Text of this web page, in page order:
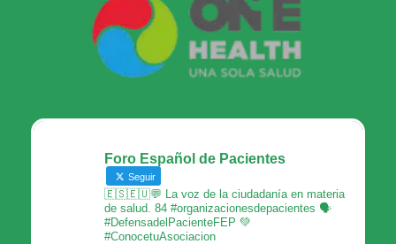
Foro Español de Pacientes
Seguir
🇪🇸🇪🇺💬 La voz de la ciudadanía en materia
de salud. 84 #organizacionesdepacientes 🗣
#DefensadelPacienteFEP 💚
#ConocetuAsociacion